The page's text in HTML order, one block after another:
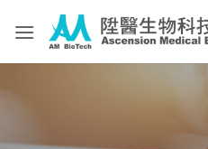
content